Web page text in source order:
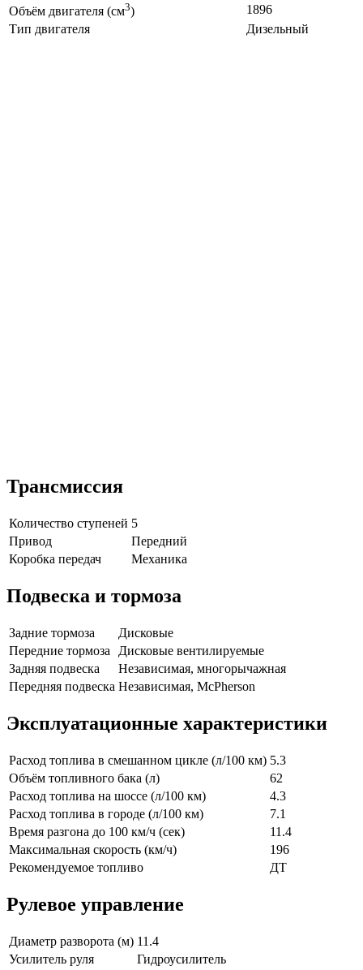
Объём двигателя (см3)
1896
Тип двигателя
Дизельный
Трансмиссия
Количество ступеней 5
Привод
Передний
Коробка передач
Механика
Подвеска и тормоза
Задние тормоза
Дисковые
Передние тормоза
Дисковые вентилируемые
Задняя подвеска
Независимая, многорычажная
Передняя подвеска Независимая, McPherson
Эксплуатационные характеристики
Расход топлива в смешанном цикле (л/100 км) 5.3
Объём топливного бака (л)
62
Расход топлива на шоссе (л/100 км)
4.3
Расход топлива в городе (л/100 км)
7.1
Время разгона до 100 км/ч (сек)
11.4
Максимальная скорость (км/ч)
196
Рекомендуемое топливо
ДТ
Рулевое управление
Диаметр разворота (м) 11.4
Усилитель руля
Гидроусилитель